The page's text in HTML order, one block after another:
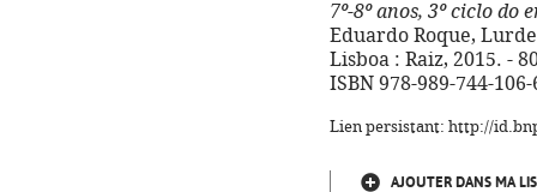
7º-8º anos, 3º ciclo do
Eduardo Roque,
Lisboa : Raiz, 2015. -
ISBN 978-989-744-106-
Lien persistant: http://
AJOUTER DANS MA